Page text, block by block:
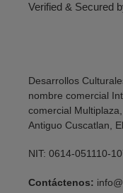
Verified & Secured
Desarrollos
nombre comercial
comercial
Antiguo Cuscatlan,
NIT: 0614-051110-
Contáctenos: